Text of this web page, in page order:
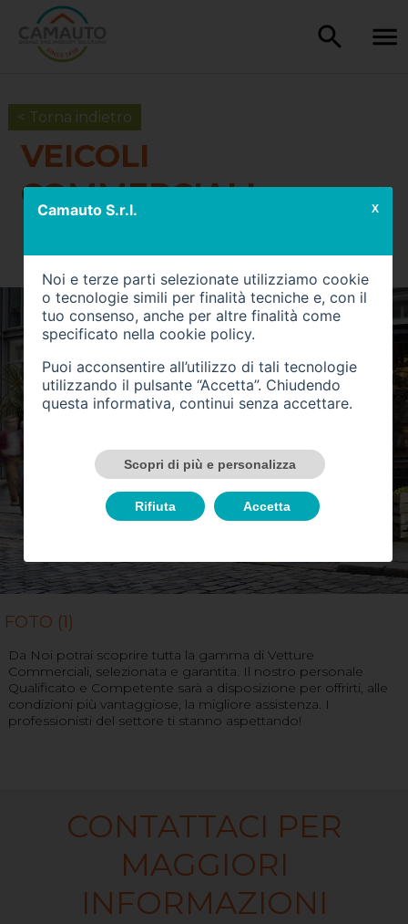
< Torna indietro
VEICOLI
COMMERCIALI
FOTO (1)
Da Noi potrai scoprire tutta la gamma di Vetture
Commerciali, selezionata e garantita. Il nostro personale
Qualificato e Competente sarà a disposizione per offrirti, alle
condizioni più vantaggiose, la migliore assistenza. I
professionisti del settore ti stanno aspettando!
CONTATTACI PER
MAGGIORI
INFORMAZIONI
Camauto S.r.l.
Noi e terze parti selezionate utilizziamo cookie
o tecnologie simili per finalità tecniche e, con il
tuo consenso, anche per altre finalità come
specificato nella cookie policy.
Puoi acconsentire all’utilizzo di tali tecnologie
utilizzando il pulsante “Accetta”. Chiudendo
questa informativa, continui senza accettare.
Scopri di più e personalizza
Rifiuta Accetta
X